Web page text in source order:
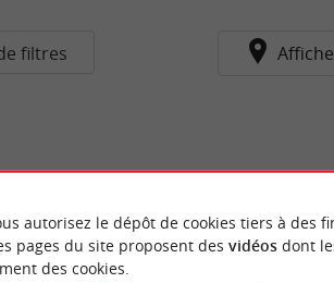
filtres
autorisez le dépôt de cookies tiers à des
pages du site proposent des vidéosdont
des cookies.